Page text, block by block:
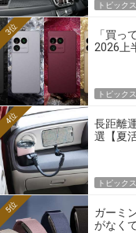
トピックス
「買っ
2026上
3位
トピックス
長距離
選【夏
4位
トピックス
ガーミ
がなく
5位